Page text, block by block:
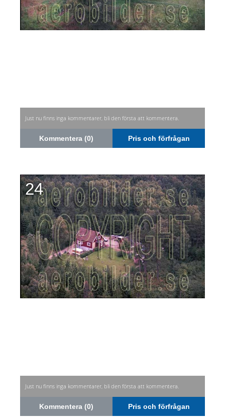
Just nu finns inga kommentarer, bli den första att kommentera.
Kommentera (0) Pris och förfrågan
24
Just nu finns inga kommentarer, bli den första att kommentera.
Kommentera (0) Pris och förfrågan